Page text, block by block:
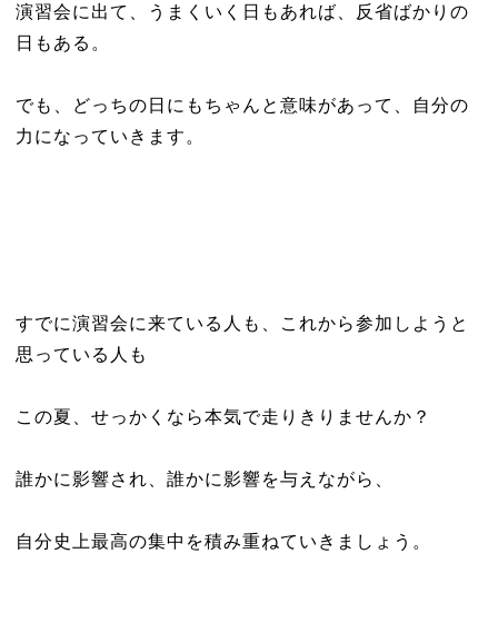
演習会に出て、うまくいく日もあれば、反省ばかりの
日もある。
でも、どっちの日にもちゃんと意味があって、自分の
力になっていきます。
すでに演習会に来ている人も、これから参加しようと
思っている人も
この夏、せっかくなら本気で走りきりませんか？
誰かに影響され、誰かに影響を与えながら、
自分史上最高の集中を積み重ねていきましょう。